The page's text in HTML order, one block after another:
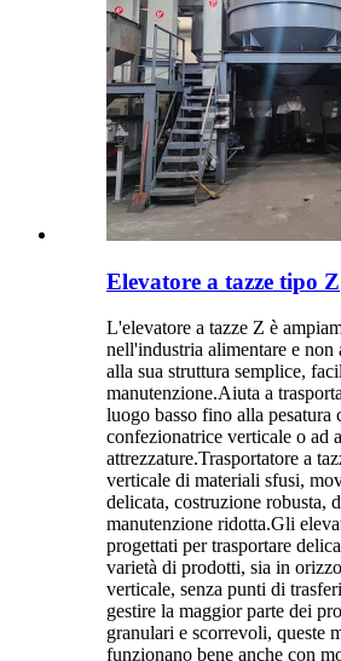
Elevatore a tazze tipo Z
L'elevatore a tazze Z è
nell'industria alimentare e non
alla sua struttura semplice,
manutenzione.Aiuta a
luogo basso fino alla pesatura
confezionatrice verticale o ad
attrezzature.Trasportatore a
verticale di materiali sfusi,
delicata, costruzione robusta,
manutenzione ridotta.Gli
progettati per trasportare
varietà di prodotti, sia in
verticale, senza punti di
gestire la maggior parte dei
granulari e scorrevoli, queste
funzionano bene anche con